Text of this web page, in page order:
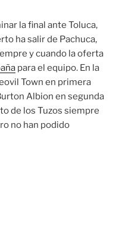
la final ante Toluca,
ha salir de Pachuca,
y cuando la oferta
para el equipo. En la
Town en primera
Albion en segunda
de los Tuzos siempre
no han podido